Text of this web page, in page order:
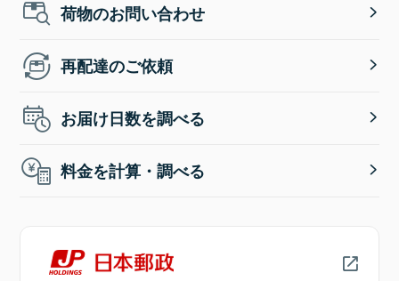
荷物のお問い合わせ
再配達のご依頼
お届け日数を調べる
料金を計算・調べる